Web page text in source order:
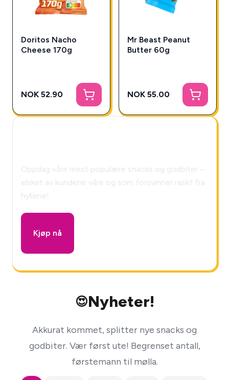
Doritos Nacho
Cheese 170g
NOK 52.90
Mr Beast Peanut
Butter 60g
NOK 55.00
Oppdag våre mest populære snacks og godbiter –
elsket av kundene våre og som forsvinner raskt fra
hyllene!
Kjøp nå
😍Nyheter!
Akkurat kommet, splitter nye snacks og
godbiter. Vær først ute! Begrenset antall,
førstemann til mølla.